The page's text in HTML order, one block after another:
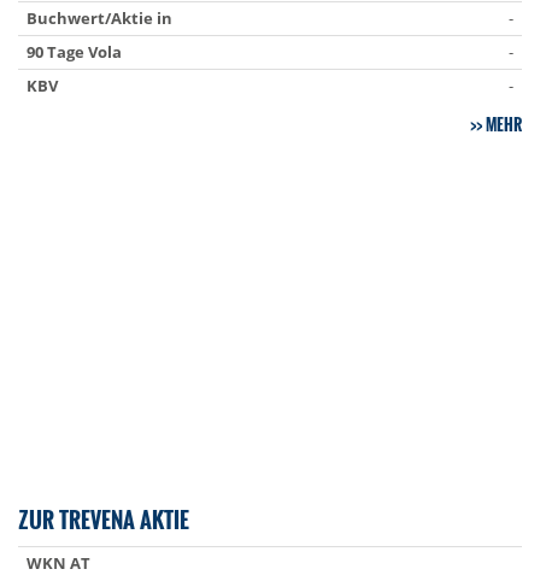
Buchwert/Aktie in
-
90 Tage Vola
-
KBV
-
MEHR
ZUR TREVENA AKTIE
WKN AT